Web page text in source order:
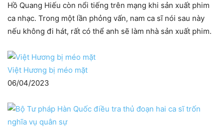
Hồ Quang Hiếu còn nổi tiếng trên mạng khi sản xuất phim
ca nhạc. Trong một lần phỏng vấn, nam ca sĩ nói sau này
nếu không đi hát, rất có thể anh sẽ làm nhà sản xuất phim.
Việt Hương bị méo mặt
06/04/2023